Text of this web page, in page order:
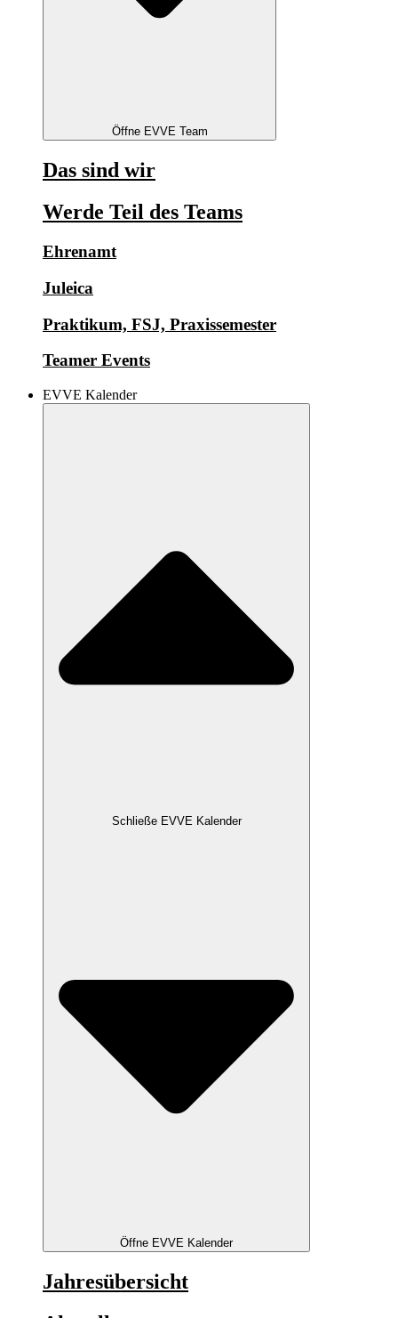
Öffne EVVE Team
Das sind wir
Werde Teil des Teams
Ehrenamt
Juleica
Praktikum, FSJ, Praxissemester
Teamer Events
EVVE Kalender
Schließe EVVE Kalender
Öffne EVVE Kalender
Jahresübersicht